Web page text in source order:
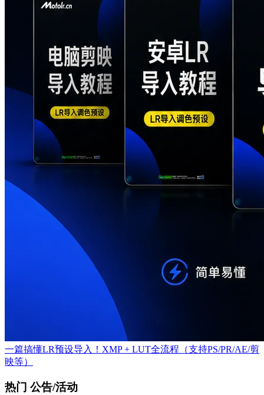
一篇搞懂LR预设导入！XMP + LUT全流程（支持PS/PR/AE/剪
映等）
热门 公告/活动